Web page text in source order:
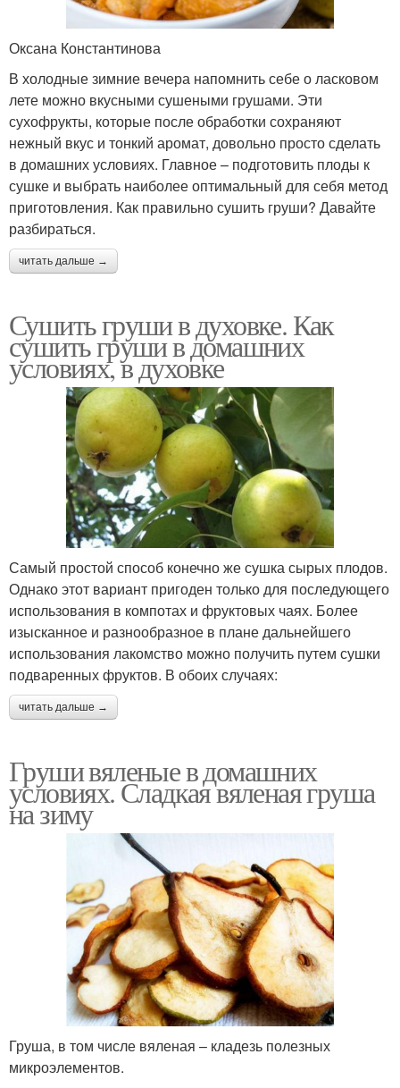
Оксана Константинова
В холодные зимние вечера напомнить себе о ласковом
лете можно вкусными сушеными грушами. Эти
сухофрукты, которые после обработки сохраняют
нежный вкус и тонкий аромат, довольно просто сделать
в домашних условиях. Главное – подготовить плоды к
сушке и выбрать наиболее оптимальный для себя метод
приготовления. Как правильно сушить груши? Давайте
разбираться.
читать дальше →
Сушить груши в духовке. Как
сушить груши в домашних
условиях, в духовке
Самый простой способ конечно же сушка сырых плодов.
Однако этот вариант пригоден только для последующего
использования в компотах и фруктовых чаях. Более
изысканное и разнообразное в плане дальнейшего
использования лакомство можно получить путем сушки
подваренных фруктов. В обоих случаях:
читать дальше →
Груши вяленые в домашних
условиях. Сладкая вяленая груша
на зиму
Груша, в том числе вяленая – кладезь полезных
микроэлементов.